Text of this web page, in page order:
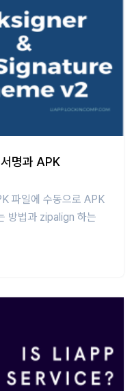
명과 APK
파일에 수동으로 APK
방법과 zipalign 하는